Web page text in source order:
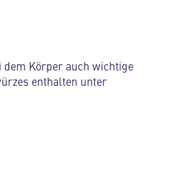
Körper auch wichtige
enthalten unter